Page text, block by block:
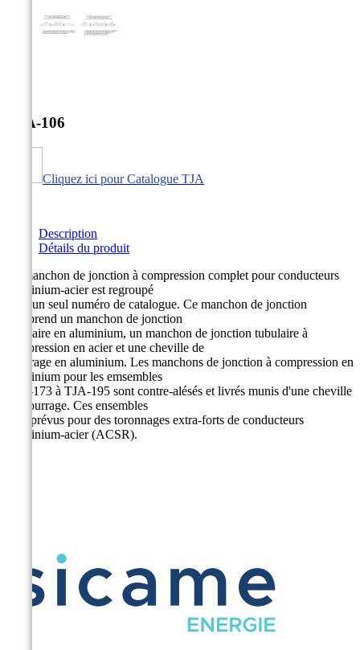
TJA-106
Cliquez ici pour Catalogue TJA
Description
Détails du produit
Le manchon de jonction à compression complet pour conducteurs
aluminium-acier est regroupé
sous un seul numéro de catalogue. Ce manchon de jonction
comprend un manchon de jonction
tubulaire en aluminium, un manchon de jonction tubulaire à
compression en acier et une cheville de
bourrage en aluminium. Les manchons de jonction à compression en
aluminium pour les emsembles
TJA-173 à TJA-195 sont contre-alésés et livrés munis d'une cheville
de bourrage. Ces ensembles
sont prévus pour des toronnages extra-forts de conducteurs
aluminium-acier (ACSR).